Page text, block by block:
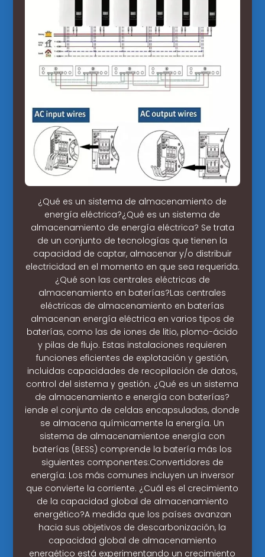
¿Qué es un sistema de almacenamiento de
energía eléctrica?¿Qué es un sistema de
almacenamiento de energía eléctrica? Se trata
de un conjunto de tecnologías que tienen la
capacidad de captar, almacenar y/o distribuir
electricidad en el momento en que sea requerida.
¿Qué son las centrales eléctricas de
almacenamiento en baterías?Las centrales
eléctricas de almacenamiento en baterías
almacenan energía eléctrica en varios tipos de
baterías, como las de iones de litio, plomo-ácido
y pilas de flujo. Estas instalaciones requieren
funciones eficientes de explotación y gestión,
incluidas capacidades de recopilación de datos,
control del sistema y gestión. ¿Qué es un sistema
de almacenamiento e energía con baterías?
iende el conjunto de celdas encapsuladas, donde
se almacena químicamente la energía. Un
sistema de almacenamientoe energía con
baterías (BESS) comprende la batería más los
siguientes componentes:Convertidores de
energía: Los más comunes incluyen un inversor
que convierte la corriente. ¿Cuál es el crecimiento
de la capacidad global de almacenamiento
energético?A medida que los países avanzan
hacia sus objetivos de descarbonización, la
capacidad global de almacenamiento
energético está experimentando un crecimiento